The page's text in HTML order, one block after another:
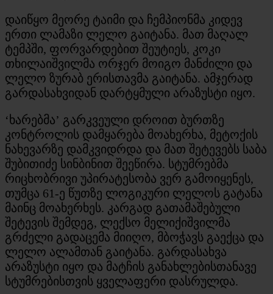
დაიწყო მეორე ტაიმი და ჩემპიონმა კიდევ
ერთი ლამაზი ლელო გაიტანა. მათ მაღალ
ტემპში, ფორვარდებით შეუტიეს, კოკი
თხილაიშვილმა ორჯერ მოიგო მანძილი და
ლელო ზურაბ ერისთავმა გაიტანა. ამჯერად
გარდასახვიდან დარტყმული არაზუსტი იყო.
‘ხარებმა’ გარკვეული დროით ბურთზე
კონტროლის დამყარება მოახერხა, მეტოქის
ნახევარზე დამკვიდრდა და მათ შეტევებს საბა
შუბითიძე სინბინით შეეწირა. სტუმრებმა
რიცხობრივი უპირატესობა ვერ გამოიყენეს,
თუმცა 61-ე წუთზე ლოგიკური ლელოს გატანა
მაინც მოახერხეს. კარგად გათამაშებული
შეტევის შემდეგ, ლექსო მელიქიშვილმა
გრძელი გადაცემა მიიღო, მბოჭავს გაექცა და
ლელო ალამთან გაიტანა. გარდასახვა
არაზუსტი იყო და მატჩის განახლებისთანავე
სტუმრებისთვის ყველაფერი დასრულდა.